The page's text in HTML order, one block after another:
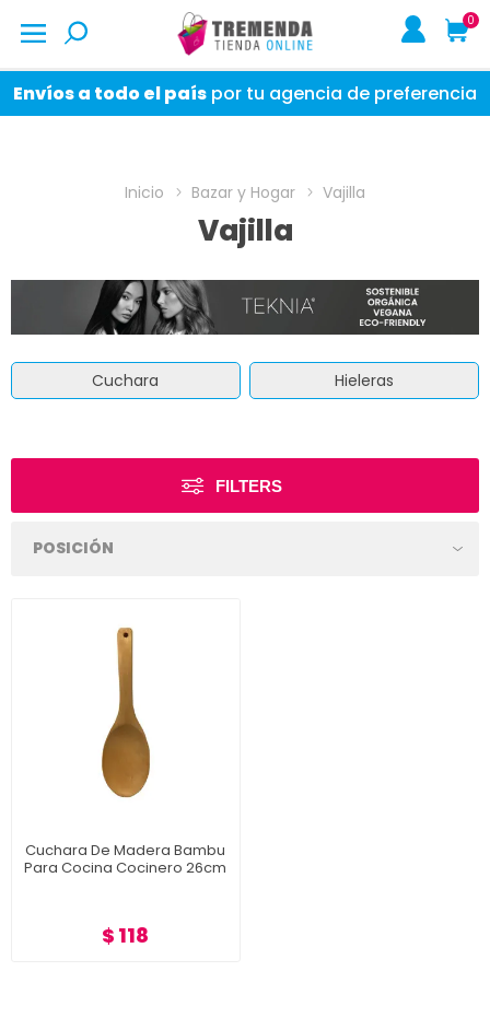
0
Envíos a todo el país por tu agencia de preferencia
Inicio Bazar y Hogar Vajilla
Vajilla
Cuchara Hieleras
FILTERS
Cuchara De Madera Bambu
Para Cocina Cocinero 26cm
$ 118